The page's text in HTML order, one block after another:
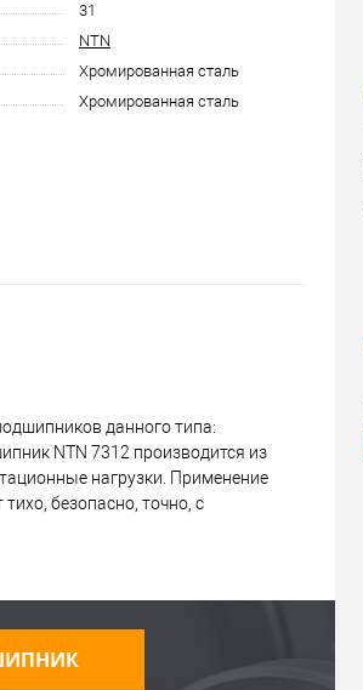
31
NTN
Хромированная сталь
Хромированная сталь
данного типа:
NTN 7312 производится из
нагрузки. Применение
безопасно, точно, с